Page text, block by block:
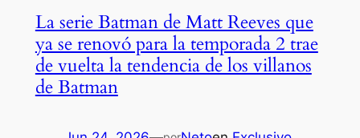
La serie Batman de Matt Reeves que
ya se renovó para la temporada 2 trae
de vuelta la tendencia de los villanos
de Batman